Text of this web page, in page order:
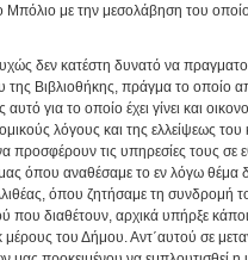
με την μεσολάβηση του
δεν κατέστη δυνατό να
Βιβλιοθήκης, πράγμα το οποίο
για το οποίο έχει γίνει και
λόγους και της ελλείψεως
προσφέρουν τις υπηρεσίες τους σε
όπου αναθέσαμε το εν λόγω θέμα
όπου ζητήσαμε τη
που διαθέτουν, αρχικά υπήρξε
μέρους του Δήμου. Αντ΄αυτού σε